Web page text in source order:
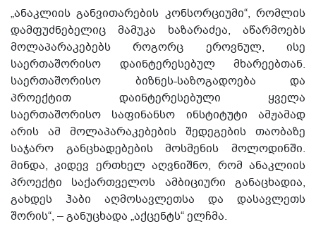
„ანაკლიის განვითარების კონსორციუმი“, რომლის
დამფუძნებელიც მამუკა ხაზარაძეა, აწარმოებს
მოლაპარაკებებს როგორც ეროვნულ, ისე
საერთაშორისო დაინტერესებულ მხარეებთან.
საერთაშორისო ბიზნეს-საზოგადოება და
პროექტით დაინტერესებული ყველა
საერთაშორისო საფინანსო ინსტიტუტი ამჟამად
არის ამ მოლაპარაკებების შედეგების თაობაზე
საჯარო განცხადებების მოსმენის მოლოდინში.
მინდა, კიდევ ერთხელ აღვნიშნო, რომ ანაკლიის
პროექტი საქართველოს ამბიციური განაცხადია,
გახდეს ჰაბი აღმოსავლეთსა და დასავლეთს
შორის“, – განუცხადა „აქცენტს“ ელჩმა.